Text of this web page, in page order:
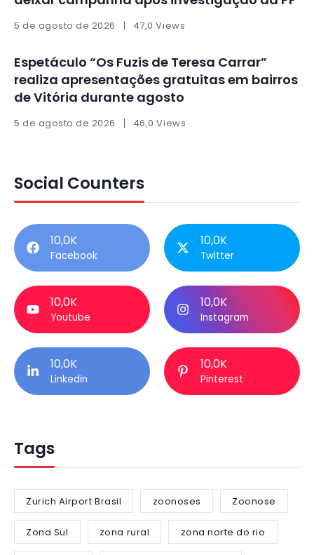
5 de agosto de 2026 47,0 Views
Espetáculo “Os Fuzis de Teresa Carrar”
realiza apresentações gratuitas em bairros
de Vitória durante agosto
5 de agosto de 2026 46,0 Views
Social Counters
10,0K
Facebook
10,0K
Twitter
10,0K
Youtube
10,0K
Instagram
10,0K
Linkedin
10,0K
Pinterest
Tags
Zurich Airport Brasil zoonoses Zoonose
Zona Sul zona rural zona norte do rio